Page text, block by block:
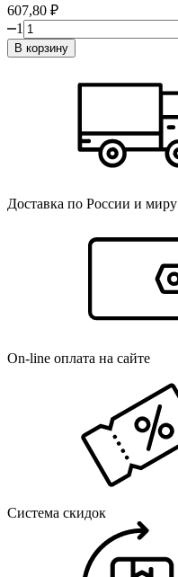
607,80 ₽
1
В корзину
Доставка по России и миру
On-line оплата на сайте
Система скидок